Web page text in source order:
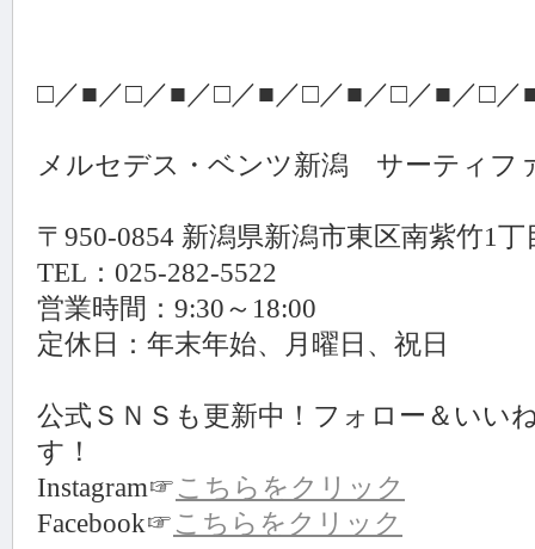
□／■／□／■／□／■／□／■／□／■／□／
メルセデス・ベンツ新潟 サーティフ
〒950-0854 新潟県新潟市東区南紫竹1丁
TEL：025-282-5522
営業時間：9:30～18:00
定休日：年末年始、月曜日、祝日
公式ＳＮＳも更新中！フォロー＆いい
す！
Instagram☞こちらをクリック
Facebook☞こちらをクリック